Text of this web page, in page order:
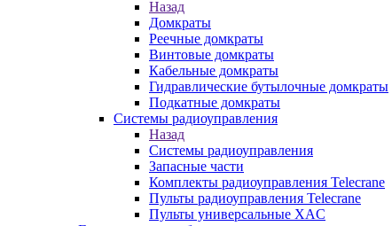
Назад
Домкраты
Реечные домкраты
Винтовые домкраты
Кабельные домкраты
Гидравлические бутылочные домкраты
Подкатные домкраты
Системы радиоуправления
Назад
Системы радиоуправления
Запасные части
Комплекты радиоуправления Telecrane
Пульты радиоуправления Telecrane
Пульты универсальные XAC